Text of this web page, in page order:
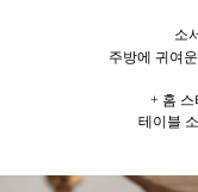
소
주방에 귀여
+ 홈 스
테이블